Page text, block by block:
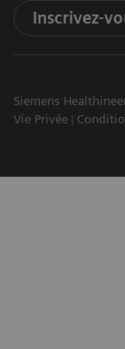
Inscrivez-
Siemens
Vie Privée